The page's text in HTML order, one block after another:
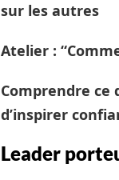
sur les autres
Atelier :
Comprendre ce
d’inspirer
Leader